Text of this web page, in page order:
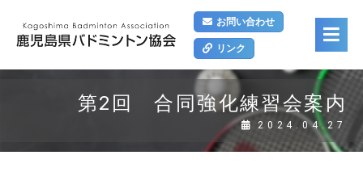
お問い合わせ
リンク
第2回 合同強化練習会案内
2024.04.27